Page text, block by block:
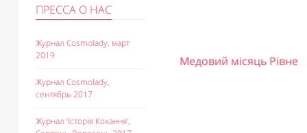
ПРЕССА О НАС
Журнал Cosmolady, март
2019
Журнал Cosmolady,
сентябрь 2017
Журнал ‘Історія Кохання’,
Медовий місяць Рівне